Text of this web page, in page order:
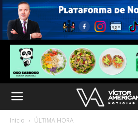
Inicio ÚLTIMA HORA